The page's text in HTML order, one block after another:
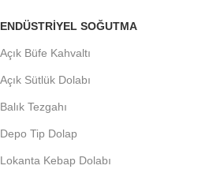
ENDÜSTRIYEL SOĞUTMA
Açık Büfe Kahvaltı
Açık Sütlük Dolabı
Balık Tezgahı
Depo Tip Dolap
Lokanta Kebap Dolabı